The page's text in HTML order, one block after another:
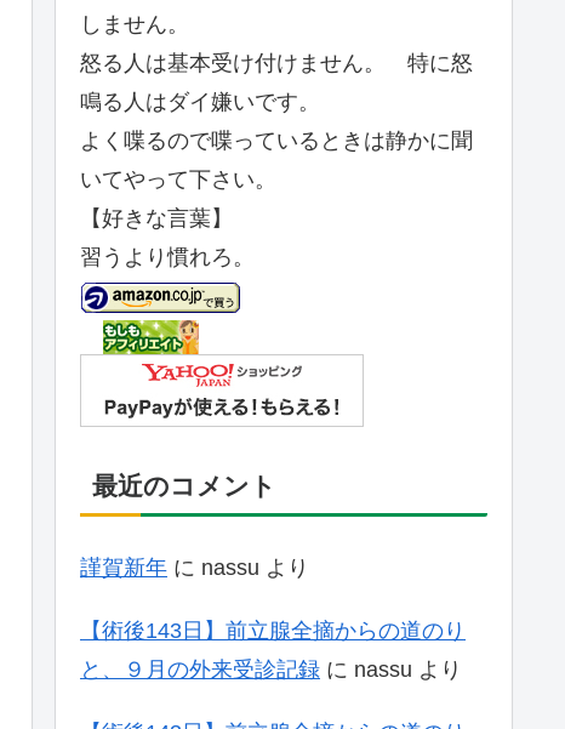
しません。
怒る人は基本受け付けません。 特に怒
鳴る人はダイ嫌いです。
よく喋るので喋っているときは静かに聞
いてやって下さい。
【好きな言葉】
習うより慣れろ。
最近のコメント
謹賀新年 に nassu より
【術後143日】前立腺全摘からの道のり
と、９月の外来受診記録 に nassu より